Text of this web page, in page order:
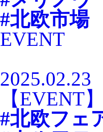
#北欧市場
EVENT
2025.02.23
【EVENT
#北欧フェ